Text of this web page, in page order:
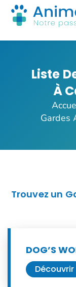
Liste
À
Gardes
Trouvez un
DOG’S
Découvrir